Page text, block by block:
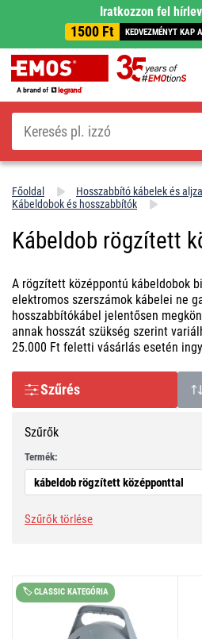
Iratkozzon fel
1500 Ft KEDVEZMÉNYT KAP
Keresés
Főoldal
Hosszabbító kábelek és
Kábeldobok és hosszabbítók
Kábeldob rögzített
A rögzített középpontú kábeldobok
elektromos szerszámok kábelei ne
hosszabbítókábel jelentősen
annak hosszát szükség szerint
25.000 Ft feletti vásárlás esetén
Szűrés
Szűrők
Termék:
kábeldob rögzített középponttal
Szűrők törlése
🏷️ CLASSIC KATEGÓRIA